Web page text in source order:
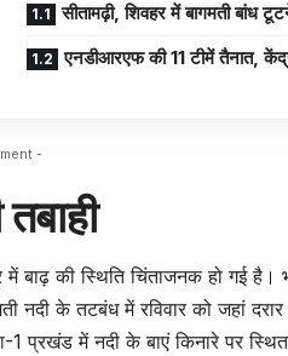
सीतामढ़ी, शिवहर में बागमती बांध
एनडीआरएफ की 11 टीमें तैनात,
-
में बाढ़ की स्थिति चिंताजनक हो गई है।
नदी के तटबंध में रविवार को जहां
प्रखंड में नदी के बाएं किनारे पर स्थित